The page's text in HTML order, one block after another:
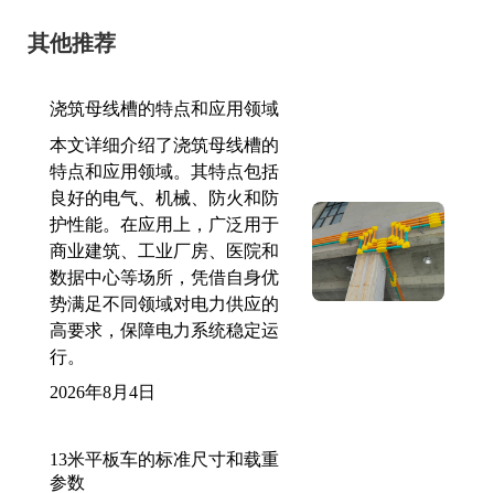
其他推荐
浇筑母线槽的特点和应用领域
本文详细介绍了浇筑母线槽的
特点和应用领域。其特点包括
良好的电气、机械、防火和防
护性能。在应用上，广泛用于
商业建筑、工业厂房、医院和
数据中心等场所，凭借自身优
势满足不同领域对电力供应的
高要求，保障电力系统稳定运
行。
2026年8月4日
13米平板车的标准尺寸和载重
参数